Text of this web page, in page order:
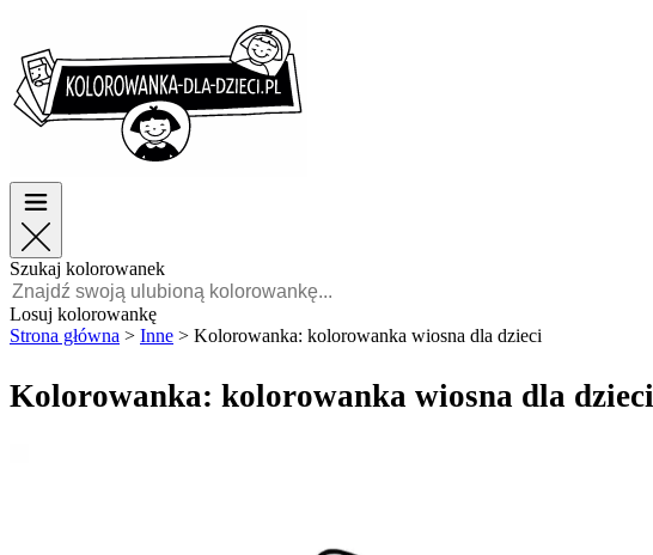
TOP kategorie
Dla chłopców
Dla dziewczynek
Polski
POLSKI
FRANÇAIS
TOP kategorie
Dla chłopców
Dla dziewczynek
Szukaj kolorowanek
Losuj kolorowankę
Strona główna > Inne > Kolorowanka: kolorowanka wiosna dla dzieci
Kolorowanka: kolorowanka wiosna dla dzieci